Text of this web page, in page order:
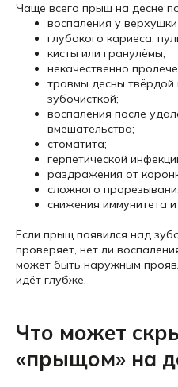
Чаще всего прыщ на десне
воспаления у
глубокого кариеса,
кисты или гранулёмы;
некачественно
травмы десны
зубочисткой;
воспаления после
вмешательства;
стоматита;
герпетической
раздражения от
сложного
снижения иммунитета
Если прыщ появился над
проверяет, нет ли
может быть наружным
идёт глубже.
Что может
«прыщом» на